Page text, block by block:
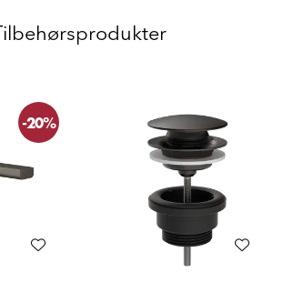
Tilbehørsprodukter
-20%